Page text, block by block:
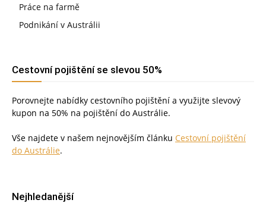
Práce na farmě
Podnikání v Austrálii
Cestovní pojištění se slevou 50%
Porovnejte nabídky cestovního pojištění a využijte slevový
kupon na 50% na pojištění do Austrálie.
Vše najdete v našem nejnovějším článku Cestovní pojištění
do Austrálie.
Nejhledanější